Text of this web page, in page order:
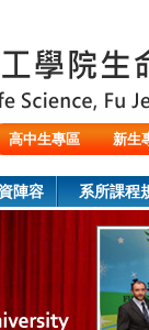
高中生專區
新生
陣容 系所課程